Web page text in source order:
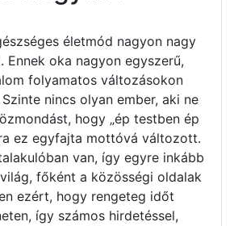
életmód nagyon nagy
Ennek oka nagyon egyszerű,
folyamatos változásokon
nincs olyan ember, aki ne
hogy „ép testben ép
ez egyfajta mottóvá változott.
van, így egyre inkább
főként a közösségi oldalak
ezért, hogy rengeteg időt
így számos hirdetéssel,